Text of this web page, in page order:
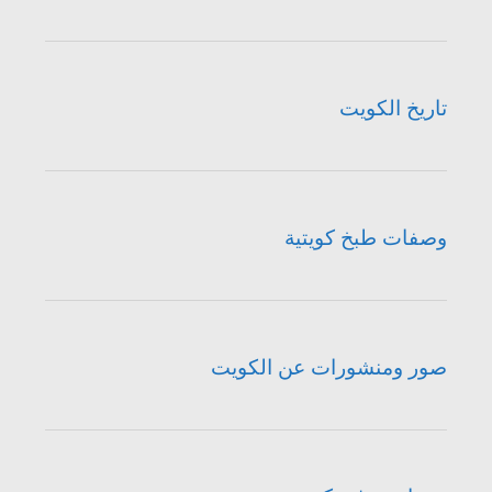
تاريخ الكويت
وصفات طبخ كويتية
صور ومنشورات عن الكويت